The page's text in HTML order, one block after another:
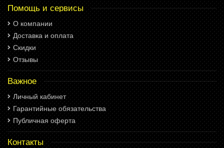
Помощь и сервисы
О компании
Доставка и оплата
Скидки
Отзывы
Важное
Личный кабинет
Гарантийные обязательства
Публичная оферта
Контакты